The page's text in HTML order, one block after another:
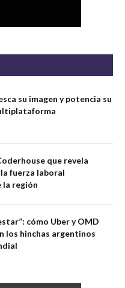
su imagen y potencia su
que revela
fuerza laboral
la región
cómo Uber y OMD
los hinchas argentinos